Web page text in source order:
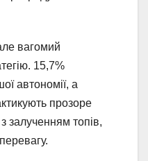
вагомий
15,7%
автономії, а
прозоре
залученням топів,